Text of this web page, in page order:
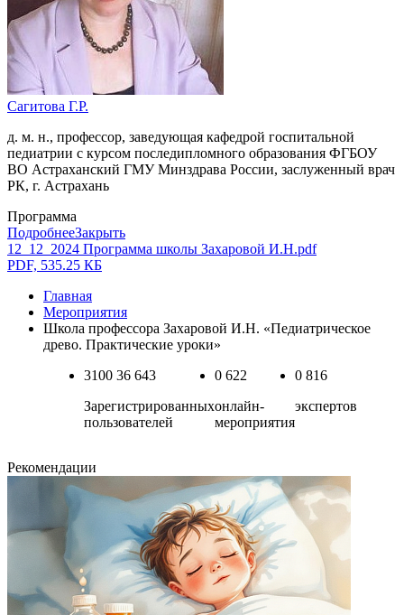
Сагитова Г.Р.
д. м. н., профессор, заведующая кафедрой госпитальной
педиатрии с курсом последипломного образования ФГБОУ
ВО Астраханский ГМУ Минздрава России, заслуженный врач
РК, г. Астрахань
Программа
ПодробнееЗакрыть
12_12_2024 Программа школы Захаровой И.Н.pdf
PDF, 535.25 КБ
Главная
Мероприятия
Школа профессора Захаровой И.Н. «Педиатрическое
древо. Практические уроки»
3100 36 643
Зарегистрированных
пользователей
0 622
онлайн-
мероприятия
0 816
экспертов
Рекомендации